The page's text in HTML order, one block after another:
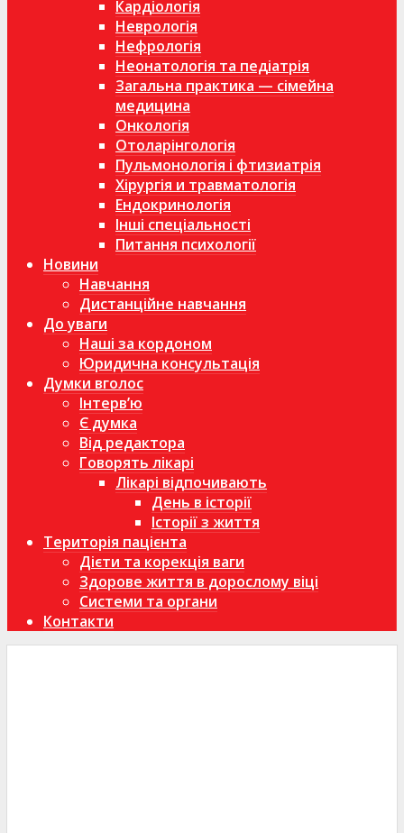
Кардіологія
Неврологія
Нефрологія
Неонатологія та педіатрія
Загальна практика — сімейна
медицина
Онкологія
Отоларінгологія
Пульмонологія і фтизиатрія
Хірургія и травматологія
Ендокринологія
Інші спеціальності
Питання психології
Новини
Навчання
Дистанційне навчання
До уваги
Наші за кордоном
Юридична консультація
Думки вголос
Інтерв’ю
Є думка
Від редактора
Говорять лікарі
Лікарі відпочивають
День в історії
Історії з життя
Територія пацієнта
Дієти та корекція ваги
Здорове життя в дорослому віці
Системи та органи
Контакти